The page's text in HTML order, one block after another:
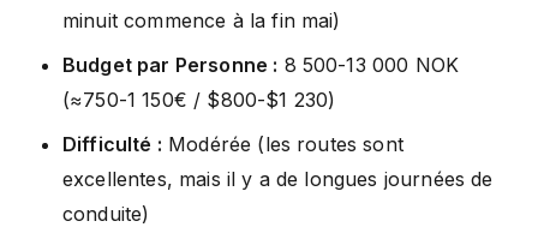
minuit commence à la fin mai)
Budget par Personne : 8 500-13 000 NOK
(≈750-1 150€ / $800-$1 230)
Difficulté : Modérée (les routes sont
excellentes, mais il y a de longues journées de
conduite)